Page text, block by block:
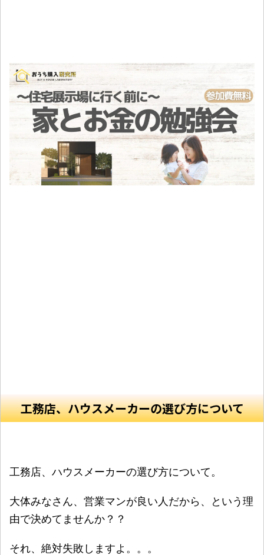
工務店、ハウスメーカーの選び方について
工務店、ハウスメーカーの選び方について。
大体みなさん、営業マンが良い人だから、という理
由で決めてませんか？？
それ、絶対失敗しますよ。。。